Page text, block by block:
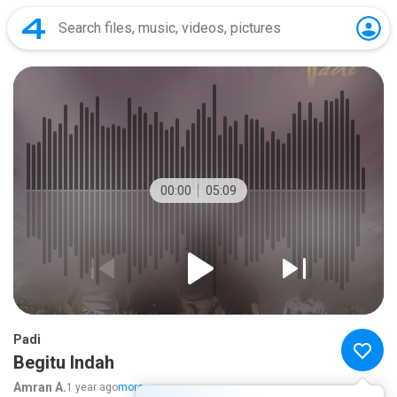
00:00 05:09
Padi
Begitu Indah
Amran A.1 year agomore...